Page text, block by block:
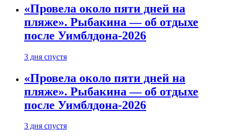
«Провела около пяти дней на
пляже». Рыбакина — об отдыхе
после Уимблдона-2026
3 дня спустя
«Провела около пяти дней на
пляже». Рыбакина — об отдыхе
после Уимблдона-2026
3 дня спустя